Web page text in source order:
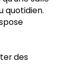
quotidien.
des